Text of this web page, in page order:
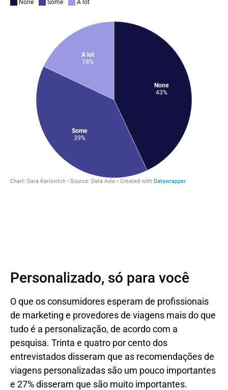
Personalizado, só para você
O que os consumidores esperam de profissionais
de marketing e provedores de viagens mais do que
tudo é a personalização, de acordo com a
pesquisa. Trinta e quatro por cento dos
entrevistados disseram que as recomendações de
viagens personalizadas são um pouco importantes
e 27% disseram que são muito importantes.